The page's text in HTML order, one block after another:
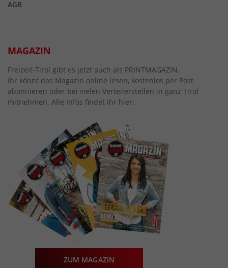
AGB
MAGAZIN
Freizeit-Tirol gibt es jetzt auch als PRINTMAGAZIN.
Ihr könnt das Magazin online lesen, kostenlos per Post
abonnieren oder bei vielen Verteilerstellen in ganz Tirol
mitnehmen. Alle Infos findet ihr hier:
ZUM MAGAZIN